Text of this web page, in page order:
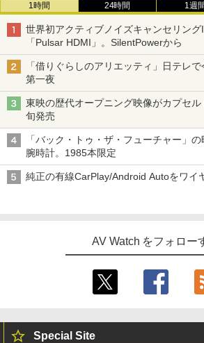
1時間 24時間 1週
世界初アクティブノイズキャンセリン
「Pulsar HDMI」。SilentPowerから
「借りぐらしのアリエッティ」日テレ
第一夜
東映の歴代オープニング映像がカプセ
旬発売
「バック・トゥ・ザ・フューチャー」
腕時計。1985本限定
純正の有線CarPlay/Android Autoをワイ
AV Watch をフォロー
Special Site